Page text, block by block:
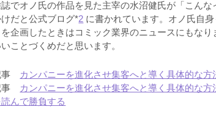
誌でオノ氏の作品を見た主宰の水沼健氏が「こん
けだと公式ブログ*2 に書かれています。オノ氏自
企画したときはコミック業界のニュースにもな
ことづくめだと思います。
事 カンパニーを進化させ集客へと導く具体的な
事 カンパニーを進化させ集客へと導く具体的な
んで勝負する